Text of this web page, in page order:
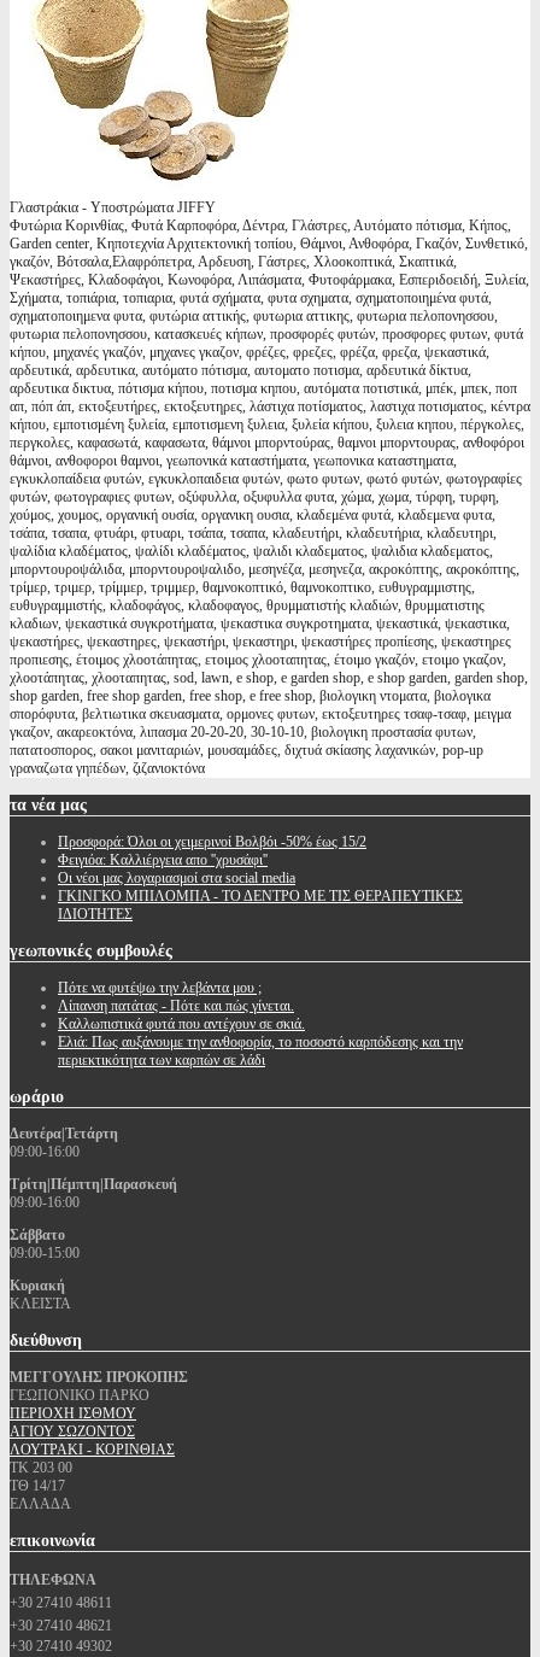
Γλαστράκια - Υποστρώματα JIFFY
Φυτώρια Κορινθίας, Φυτά Καρποφόρα, Δέντρα, Γλάστρες, Αυτόματο πότισμα, Κήπος,
Garden center, Κηποτεχνία Αρχιτεκτονική τοπίου, Θάμνοι, Ανθοφόρα, Γκαζόν, Συνθετικό,
γκαζόν, Βότσαλα,Ελαφρόπετρα, Αρδευση, Γάστρες, Χλοοκοπτικά, Σκαπτικά,
Ψεκαστήρες, Κλαδοφάγοι, Κωνοφόρα, Λιπάσματα, Φυτοφάρμακα, Εσπεριδοειδή, Ξυλεία,
Σχήματα, τοπιάρια, τοπιαρια, φυτά σχήματα, φυτα σχηματα, σχηματοποιημένα φυτά,
σχηματοποιημενα φυτα, φυτώρια αττικής, φυτωρια αττικης, φυτωρια πελοπονησσου,
φυτωρια πελοπονησσου, κατασκευές κήπων, προσφορές φυτών, προσφορες φυτων, φυτά
κήπου, μηχανές γκαζόν, μηχανες γκαζον, φρέζες, φρεζες, φρέζα, φρεζα, ψεκαστικά,
αρδευτικά, αρδευτικα, αυτόματο πότισμα, αυτοματο ποτισμα, αρδευτικά δίκτυα,
αρδευτικα δικτυα, πότισμα κήπου, ποτισμα κηπου, αυτόματα ποτιστικά, μπέκ, μπεκ, ποπ
απ, πόπ άπ, εκτοξευτήρες, εκτοξευτηρες, λάστιχα ποτίσματος, λαστιχα ποτισματος, κέντρα
κήπου, εμποτισμένη ξυλεία, εμποτισμενη ξυλεια, ξυλεία κήπου, ξυλεια κηπου, πέργκολες,
περγκολες, καφασωτά, καφασωτα, θάμνοι μπορντούρας, θαμνοι μπορντουρας, ανθοφόροι
θάμνοι, ανθοφοροι θαμνοι, γεωπονικά καταστήματα, γεωπονικα καταστηματα,
εγκυκλοπαίδεια φυτών, εγκυκλοπαιδεια φυτών, φωτο φυτων, φωτό φυτών, φωτογραφίες
φυτών, φωτογραφιες φυτων, οξύφυλλα, οξυφυλλα φυτα, χώμα, χωμα, τύρφη, τυρφη,
χούμος, χουμος, οργανική ουσία, οργανικη ουσια, κλαδεμένα φυτά, κλαδεμενα φυτα,
τσάπα, τσαπα, φτυάρι, φτυαρι, τσάπα, τσαπα, κλαδευτήρι, κλαδευτήρια, κλαδευτηρι,
ψαλίδια κλαδέματος, ψαλίδι κλαδέματος, ψαλιδι κλαδεματος, ψαλιδια κλαδεματος,
μπορντουροψάλιδα, μπορντουροψαλιδο, μεσηνέζα, μεσηνεζα, ακροκόπτης, ακροκόπτης,
τρίμερ, τριμερ, τρίμμερ, τριμμερ, θαμνοκοπτικό, θαμνοκοπτικο, ευθυγραμμιστης,
ευθυγραμμιστής, κλαδοφάγος, κλαδοφαγος, θρυμματιστής κλαδιών, θρυμματιστης
κλαδιων, ψεκαστικά συγκροτήματα, ψεκαστικα συγκροτηματα, ψεκαστικά, ψεκαστικα,
ψεκαστήρες, ψεκαστηρες, ψεκαστήρι, ψεκαστηρι, ψεκαστήρες προπίεσης, ψεκαστηρες
προπιεσης, έτοιμος χλοοτάπητας, ετοιμος χλοοταπητας, έτοιμο γκαζόν, ετοιμο γκαζον,
χλοοτάπητας, χλοοταπητας, sod, lawn, e shop, e garden shop, e shop garden, garden shop,
shop garden, free shop garden, free shop, e free shop, βιολογικη ντοματα, βιολογικα
σπορόφυτα, βελτιωτικα σκευασματα, ορμονες φυτων, εκτοξευτηρες τσαφ-τσαφ, μειγμα
γκαζον, ακαρεοκτόνα, λιπασμα 20-20-20, 30-10-10, βιολογικη προστασία φυτων,
πατατοσπορος, σακοι μανιταριών, μουσαμάδες, διχτυά σκίασης λαχανικών, pop-up
γραναζωτα γηπέδων, ζιζανιοκτόνα
τα νέα μας
Προσφορά: Όλοι οι χειμερινοί Βολβόι -50% έως 15/2
Φειγιόα: Καλλιέργεια απο ''χρυσάφι''
Oι νέοι μας λογαριασμοί στα social media
ΓΚΙΝΓΚΟ ΜΠΙΛΟΜΠΑ - ΤΟ ΔΕΝΤΡΟ ΜΕ ΤΙΣ ΘΕΡΑΠΕΥΤΙΚΕΣ
ΙΔΙΟΤΗΤΕΣ
γεωπονικές συμβουλές
Πότε να φυτέψω την λεβάντα μου ;
Λίπανση πατάτας - Πότε και πώς γίνεται.
Καλλωπιστικά φυτά που αντέχουν σε σκιά.
Ελιά: Πως αυξάνουμε την ανθοφορία, το ποσοστό καρπόδεσης και την
περιεκτικότητα των καρπών σε λάδι
ωράριο
Δευτέρα|Τετάρτη
09:00-16:00
Τρίτη|Πέμπτη|Παρασκευή
09:00-16:00
Σάββατο
09:00-15:00
Κυριακή
ΚΛΕΙΣΤΑ
διεύθυνση
ΜΕΓΓΟΥΛΗΣ ΠΡΟΚΟΠΗΣ
ΓΕΩΠΟΝΙΚΟ ΠΑΡΚΟ
ΠΕΡΙΟΧΗ ΙΣΘΜΟΥ
ΑΓΙΟΥ ΣΩΖΟΝΤΟΣ
ΛΟΥΤΡΑΚΙ - ΚΟΡΙΝΘΙΑΣ
ΤΚ 203 00
ΤΘ 14/17
ΕΛΛΑΔΑ
επικοινωνία
ΤΗΛΕΦΩΝΑ
+30 27410 48611
+30 27410 48621
+30 27410 49302